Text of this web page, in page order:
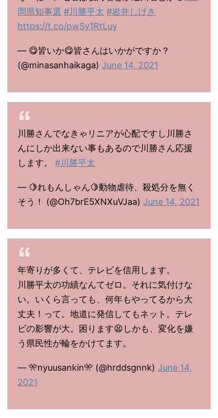
岡県知事選 #川勝平太 #岩井しげき
https://t.co/pwSy1RtLuy
— 😋皆いか😋皆さんはいかがですか？
(@minasanhaikaga) June 14, 2021
川勝さんでなきゃリニアが心配ですし川勝さ
んにしか出来ない事もあるので川勝さん応援
します。 #川勝平太
— 🍋れもんしゃん🍋動物虐待、殺処分を無く
そう！ (@Oh7brE5XNXuVJaa) June 14, 2021
年寄りが多くて、テレビを信用します。
川勝平太の功績なんてゼロ。それに気付けな
い。いくら言っても、何年もやってるから大
丈夫！って。地道に発信してもネット。テレ
ビの影響が大。困ります😫しかも、変化を嫌
う県民性が輪をかけてます。
— 🎌nyuusankin🎌 (@hrddsgnnk) June 14,
2021